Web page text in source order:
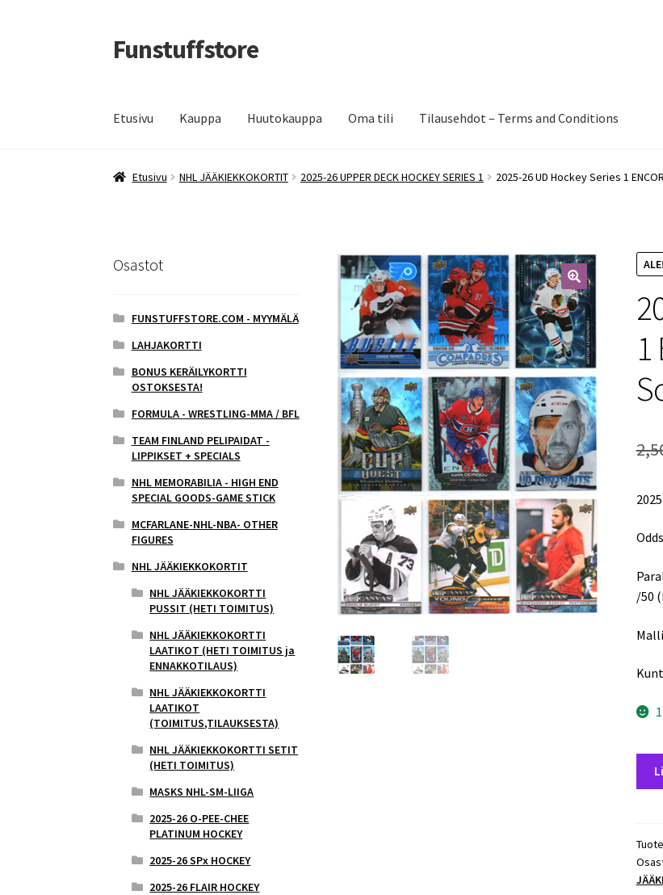
Siirry
navigointiin
Siirry
sisältöön
Funstuffstore
Etusivu Kauppa Huutokauppa Oma tili Tilausehdot – Terms and Conditions
Etusivu NHL JÄÄKIEKKOKORTIT 2025-26 UPPER DECK HOCKEY SERIES 1 2025-26 UD Hockey Series 1
ALE!
🔍
1
/50
1
Osastot
FUNSTUFFSTORE.COM - MYYMÄLÄ
LAHJAKORTTI
BONUS KERÄILYKORTTI
OSTOKSESTA!
FORMULA - WRESTLING-MMA / BFL
TEAM FINLAND PELIPAIDAT -
LIPPIKSET + SPECIALS
NHL MEMORABILIA - HIGH END
SPECIAL GOODS-GAME STICK
MCFARLANE-NHL-NBA- OTHER
FIGURES
NHL JÄÄKIEKKOKORTIT
NHL JÄÄKIEKKOKORTTI
PUSSIT (HETI TOIMITUS)
NHL JÄÄKIEKKOKORTTI
LAATIKOT (HETI TOIMITUS ja
ENNAKKOTILAUS)
NHL JÄÄKIEKKOKORTTI
LAATIKOT
(TOIMITUS,TILAUKSESTA)
NHL JÄÄKIEKKOKORTTI SETIT
(HETI TOIMITUS)
MASKS NHL-SM-LIIGA
2025-26 O-PEE-CHEE
PLATINUM HOCKEY
2025-26 SPx HOCKEY
2025-26 FLAIR HOCKEY